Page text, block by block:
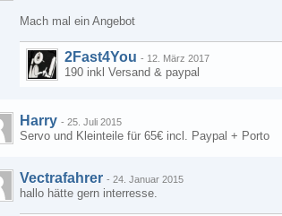
Mach mal ein Angebot
2Fast4You - 12. März 2017
190 inkl Versand & paypal
Harry - 25. Juli 2015
Servo und Kleinteile für 65€ incl. Paypal + Porto
Vectrafahrer - 24. Januar 2015
hallo hätte gern interresse.